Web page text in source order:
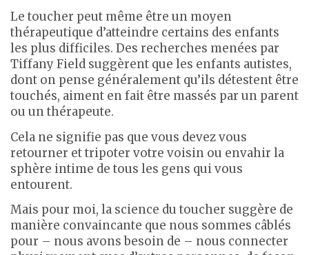
Le toucher peut même être un moyen
thérapeutique d’atteindre certains des enfants
les plus difficiles. Des recherches menées par
Tiffany Field suggèrent que les enfants autistes,
dont on pense généralement qu’ils détestent être
touchés, aiment en fait être massés par un parent
ou un thérapeute.
Cela ne signifie pas que vous devez vous
retourner et tripoter votre voisin ou envahir la
sphère intime de tous les gens qui vous
entourent.
Mais pour moi, la science du toucher suggère de
manière convaincante que nous sommes câblés
pour – nous avons besoin de – nous connecter